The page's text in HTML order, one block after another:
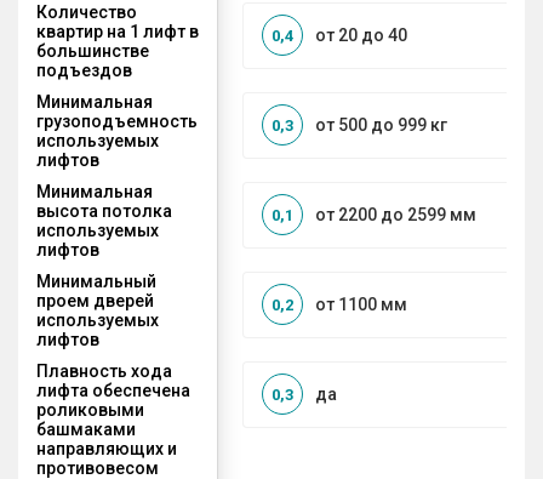
Количество
квартир на 1 лифт в
большинстве
подъездов
от 20 до 40
0,4
Минимальная
грузоподъемность
используемых
лифтов
от 500 до 999 кг
0,3
Минимальная
высота потолка
используемых
лифтов
от 2200 до 2599 мм
0,1
Минимальный
проем дверей
используемых
лифтов
от 1100 мм
0,2
Плавность хода
лифта обеспечена
роликовыми
башмаками
направляющих и
противовесом
да
0,3